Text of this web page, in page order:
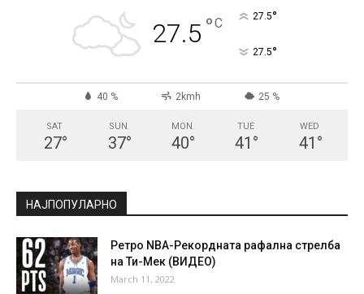
27.5 °C 27.5°
27.5°
40 % 2kmh 25 %
SAT
27°
SUN
37°
MON
40°
TUE
41 °
WED
41 °
НАЈПОПУЛАРНО
Ретро NBA-Рекордната рафална стрелба
на Ти-Мек (ВИДЕО)
March 11, 2022